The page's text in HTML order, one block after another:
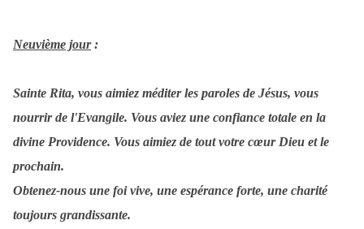
Neuvième jour:
Sainte Rita, vous aimiez méditer les paroles de Jésus, vous
nourrir de l'Evangile. Vous aviez une confiance totale en la
divine Providence. Vous aimiez de tout votre cœur Dieu et le
prochain.
Obtenez-nous une foi vive, une espérance forte, une charité
toujours grandissante.